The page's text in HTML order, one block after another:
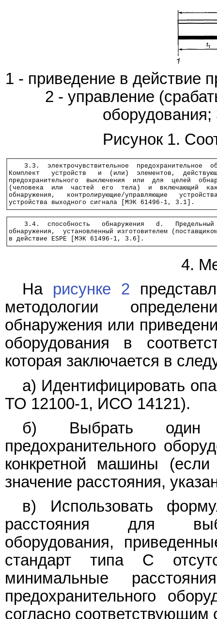
1 - приведение в действие
2 - управление
Рисунок 1.
│    3.3.  электрочувствительное  предохранительное
│Комплект   устройств   и  (или)  элементов,
│предохранительного  выключения  или  для  целей
│(человека  или  частей  его  тела)  и  включающий  как
│обнаружения,   контролирующие/управляющие
│устройства выходного сигнала [МЭК 61496-1,
│    3.4.  способность   обнаружения   d.   Предельный
│обнаружения,  установленный изготовителем
│в действие ESPE [МЭК 61496-1, 3.6].
4.
На рисунке 2
методологии
обнаружения или
оборудования в
которая заключается в
а) Идентифицировать
ТО 12100-1, ИСО 14121).
б) Выбрать один
предохранительного
конкретной машины
значение расстояния,
в) Использовать
расстояния для
оборудования,
стандарт типа C
минимальные
предохранительного
согласно соответствующим